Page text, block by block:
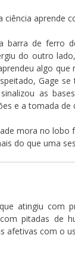
aprende
barra de ferro
do outro
algo
Gage
as
e a tomada de
mora no lobo
do que uma
atingiu com
pitadas de
afetivas com o